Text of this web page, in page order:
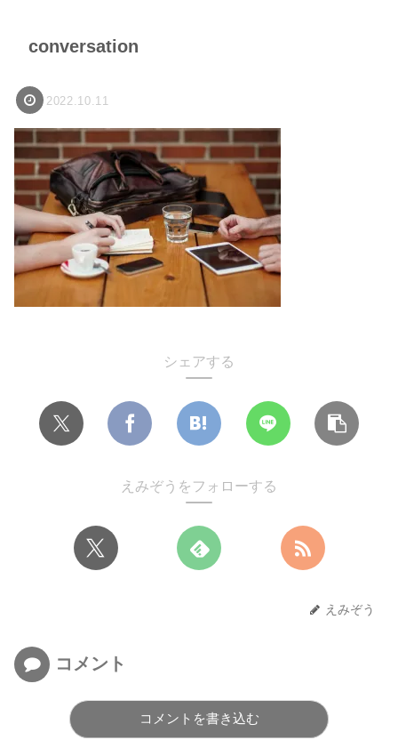
conversation
2022.10.11
シェアする
えみぞうをフォローする
えみぞう
コメント
コメントを書き込む